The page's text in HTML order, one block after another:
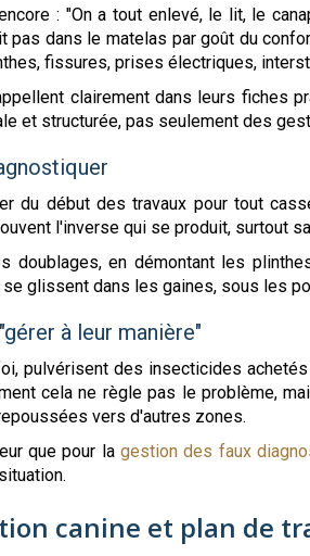
: "On a tout enlevé, le lit, le
pas dans le matelas par goût du
fissures, prises électriques,
clairement dans leurs fiches
et structurée, pas seulement des
du début des travaux pour tout
l'inverse qui se produit, surtout
doublages, en démontant les
se glissent dans les gaines, sous les
à leur manière"
pulvérisent des insecticides
cela ne règle pas le problème,
vers d'autres zones.
que pour la gestion des faux
canine et plan de